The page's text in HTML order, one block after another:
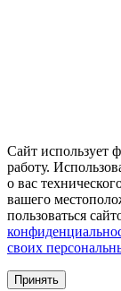
Сайт использует
работу.
о вас
вашего
пользоваться
своих
Принять